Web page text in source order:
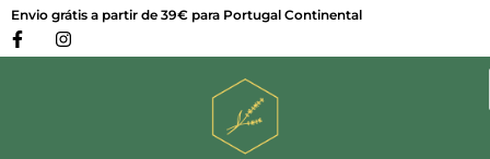
Envio grátis a partir de 39€ para Portugal Continental